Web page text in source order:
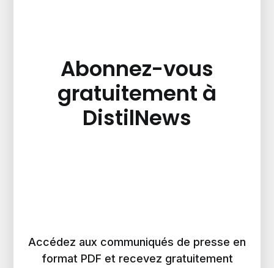
Abonnez-vous
gratuitement à
DistilNews
Accédez aux communiqués de presse en
format PDF et recevez gratuitement